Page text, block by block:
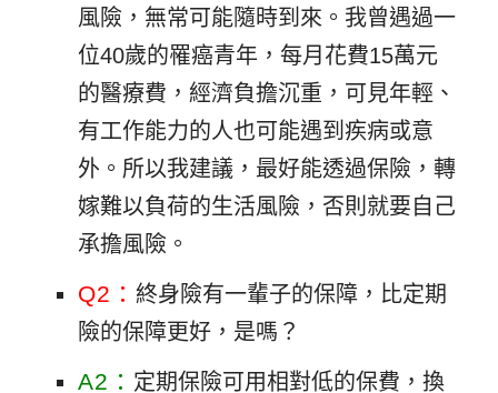
風險，無常可能隨時到來。我曾遇過一
位40歲的罹癌青年，每月花費15萬元
的醫療費，經濟負擔沉重，可見年輕、
有工作能力的人也可能遇到疾病或意
外。所以我建議，最好能透過保險，轉
嫁難以負荷的生活風險，否則就要自己
承擔風險。
Q2： 終身險有一輩子的保障，比定期
險的保障更好，是嗎？
A2： 定期保險可用相對低的保費，換